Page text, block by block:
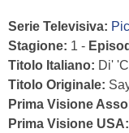
Serie Televisiva:
Stagione: 1 -
Titolo Italiano: Di'
Titolo Originale:
Prima Visione
Prima Visione USA: